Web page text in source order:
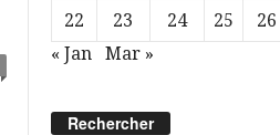
22
23 24 25 26
« Jan
Mar »
Rechercher